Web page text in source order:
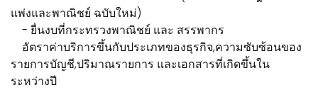
แพ่งและพาณิชย์ ฉบับใหม่)
- ยื่นงบที่กระทรวงพาณิชย์ และ สรรพากร
อัตราค่าบริการขึ้นกับประเภทของธุรกิจ,ความซับซ้อนของ
รายการบัญชี,ปริมาณรายการ และเอกสารที่เกิดขึ้นใน
ระหว่างปี